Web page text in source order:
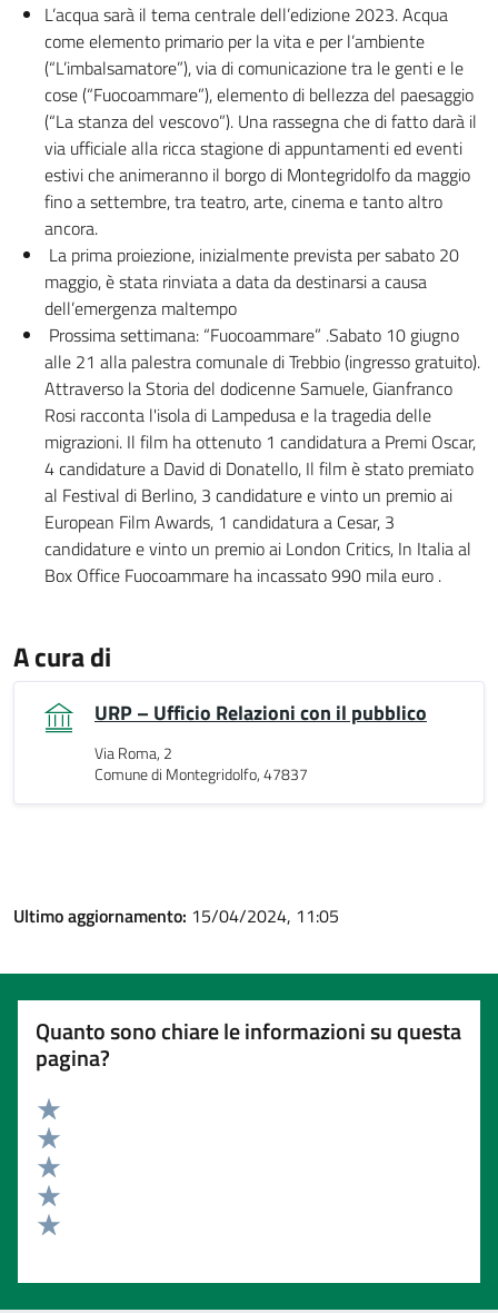
L’acqua sarà il tema centrale dell’edizione 2023. Acqua
come elemento primario per la vita e per l’ambiente
(“L’imbalsamatore”), via di comunicazione tra le genti e le
cose (“Fuocoammare”), elemento di bellezza del paesaggio
(“La stanza del vescovo”). Una rassegna che di fatto darà il
via ufficiale alla ricca stagione di appuntamenti ed eventi
estivi che animeranno il borgo di Montegridolfo da maggio
fino a settembre, tra teatro, arte, cinema e tanto altro
ancora.
La prima proiezione, inizialmente prevista per sabato 20
maggio, è stata rinviata a data da destinarsi a causa
dell’emergenza maltempo
Prossima settimana: “Fuocoammare” .Sabato 10 giugno
alle 21 alla palestra comunale di Trebbio (ingresso gratuito).
Attraverso la Storia del dodicenne Samuele, Gianfranco
Rosi racconta l'isola di Lampedusa e la tragedia delle
migrazioni. Il film ha ottenuto 1 candidatura a Premi Oscar,
4 candidature a David di Donatello, Il film è stato premiato
al Festival di Berlino, 3 candidature e vinto un premio ai
European Film Awards, 1 candidatura a Cesar, 3
candidature e vinto un premio ai London Critics, In Italia al
Box Office Fuocoammare ha incassato 990 mila euro .
A cura di
URP – Ufficio Relazioni con il pubblico
Via Roma, 2
Comune di Montegridolfo, 47837
Ultimo aggiornamento: 15/04/2024, 11:05
Quanto sono chiare le informazioni su questa
pagina?
Valuta 5 stelle su 5
Valuta 4 stelle su 5
Valuta 3 stelle su 5
Valuta 2 stelle su 5